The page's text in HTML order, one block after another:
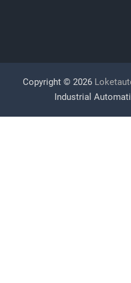
Copyright © 2026
Industrial